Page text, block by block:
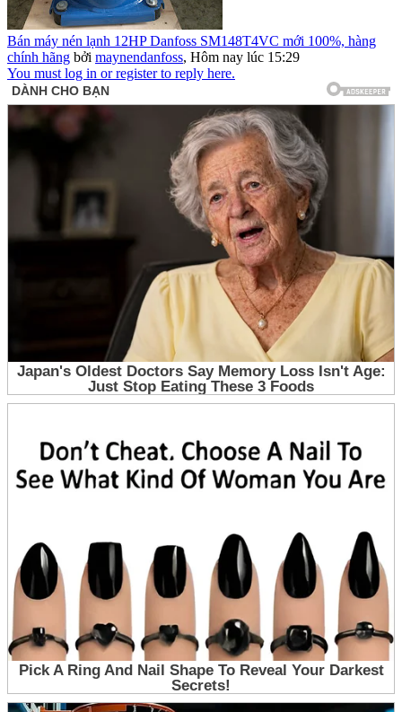
Bán máy nén lạnh 12HP Danfoss SM148T4VC mới 100%, hàng
chính hãng bởi maynendanfoss, Hôm nay lúc 15:29
You must log in or register to reply here.